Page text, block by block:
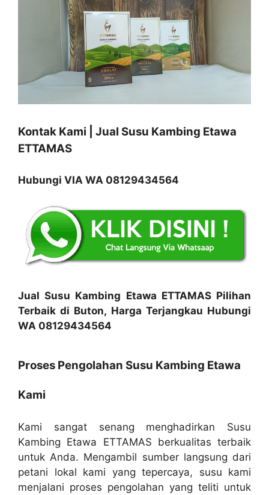
Kontak Kami | Jual Susu Kambing Etawa
ETTAMAS
Hubungi VIA WA 08129434564
Jual Susu Kambing Etawa ETTAMAS Pilihan
Terbaik di Buton, Harga Terjangkau Hubungi
WA 08129434564
Proses Pengolahan Susu Kambing Etawa
Kami
Kami sangat senang menghadirkan Susu
Kambing Etawa ETTAMAS berkualitas terbaik
untuk Anda. Mengambil sumber langsung dari
petani lokal kami yang tepercaya, susu kami
menjalani proses pengolahan yang teliti untuk